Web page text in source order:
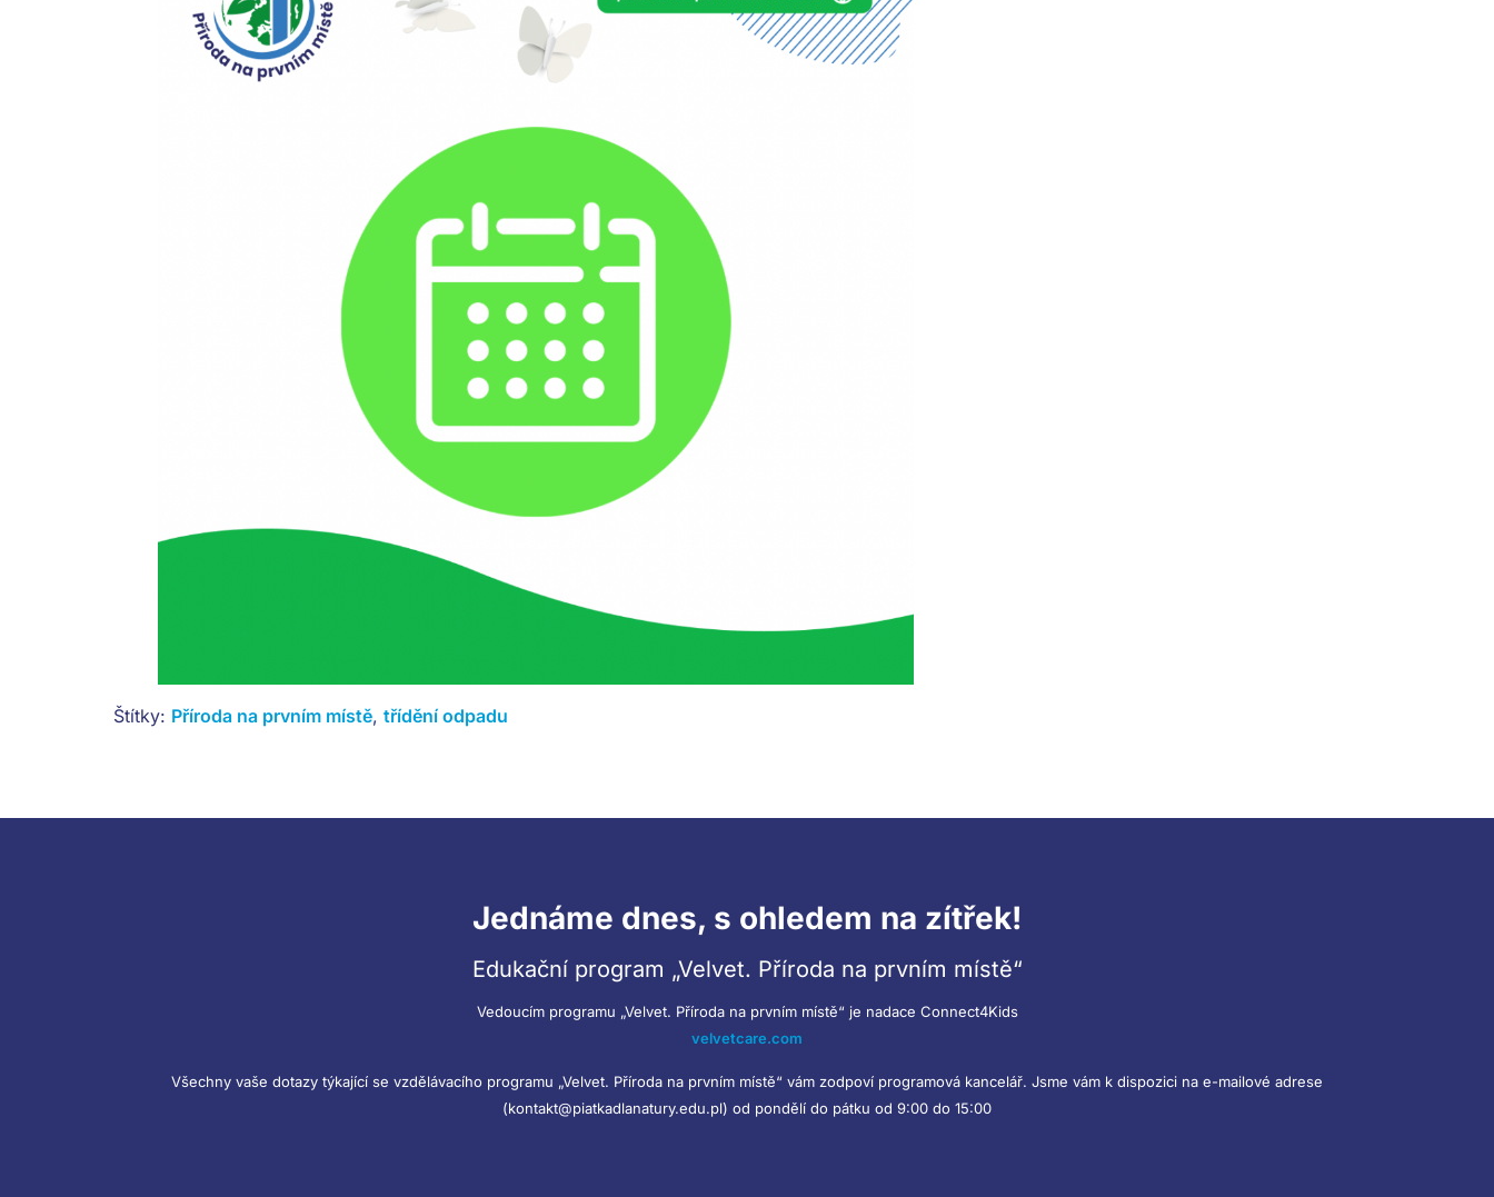
Štítky: Příroda na prvním místě, třídění odpadu
Jednáme dnes, s ohledem na zítřek!
Edukační program „Velvet. Příroda na prvním místě“
Vedoucím programu „Velvet. Příroda na prvním místě“ je nadace Connect4Kids
velvetcare.com
Všechny vaše dotazy týkající se vzdělávacího programu „Velvet. Příroda na prvním místě“ vám zodpoví programová kancelář. Jsme vám k dispozici na e-mailové adrese
(kontakt@piatkadlanatury.edu.pl) od pondělí do pátku od 9:00 do 15:00